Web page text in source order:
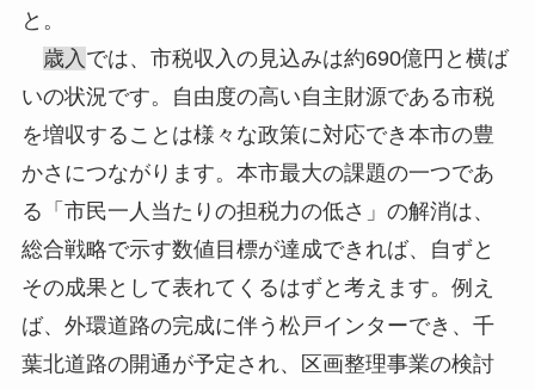
と。
歳入 では、市税収入の見込みは約690億円と横ば
いの状況です。自由度の高い自主財源である市税
を増収することは様々な政策に対応でき本市の豊
かさにつながります。本市最大の課題の一つであ
る「市民一人当たりの担税力の低さ」の解消は、
総合戦略で示す数値目標が達成できれば、自ずと
その成果として表れてくるはずと考えます。例え
ば、外環道路の完成に伴う松戸インターでき、千
葉北道路の開通が予定され、区画整理事業の検討